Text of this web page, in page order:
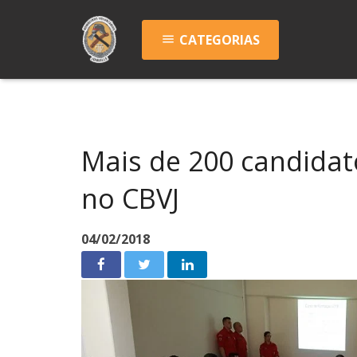
menu CATEGORIAS
Mais de 200
no CBVJ
04/02/2018